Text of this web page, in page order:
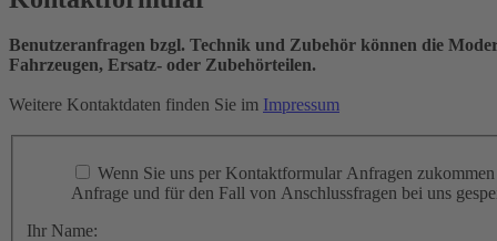
Benutzeranfragen bzgl. Technik und Zubehör können die
Fahrzeugen, Ersatz- oder Zubehörteilen.
Weitere Kontaktdaten finden Sie im Impressum
Wenn Sie uns per Kontaktformular Anfragen
Anfrage und für den Fall von Anschlussfragen bei uns
Ihr Name: